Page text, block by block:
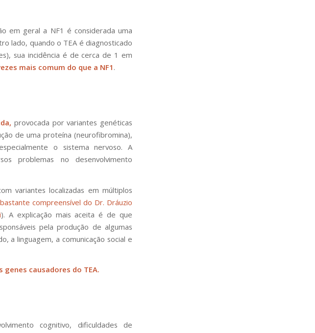
em geral a NF1 é considerada uma
lado, quando o TEA é diagnosticado
sua incidência é de cerca de 1 em
mais comum do que a NF1 .
provocada por variantes genéticas
de uma proteína (neurofibromina),
o sistema nervoso. A
problemas no desenvolvimento
variantes localizadas em múltiplos
compreensível do Dr. Dráuzio
). A explicação mais aceita é de que
pela produção de algumas
a linguagem, a comunicação social e
causadores do TEA.
cognitivo, dificuldades de